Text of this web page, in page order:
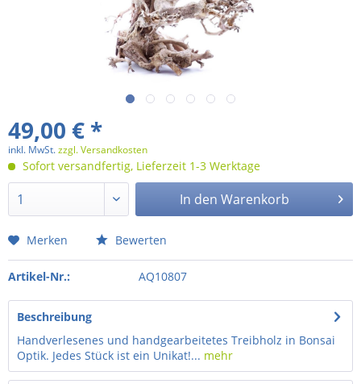
49,00 € *
inkl. MwSt.zzgl. Versandkosten
Sofort versandfertig, Lieferzeit 1-3 Werktage
In den Warenkorb
Merken Bewerten
Artikel-Nr.: AQ10807
Beschreibung
Handverlesenes und handgearbeitetes Treibholz in Bonsai
Optik. Jedes Stück ist ein Unikat!... mehr